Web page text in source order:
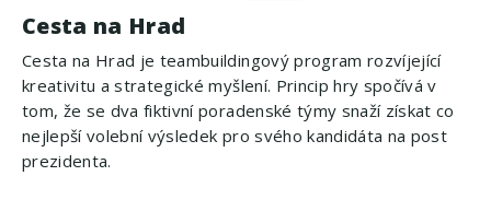
Cesta na Hrad
Cesta na Hrad je teambuildingový program rozvíjející
kreativitu a strategické myšlení. Princip hry spočívá v
tom, že se dva fiktivní poradenské týmy snaží získat co
nejlepší volební výsledek pro svého kandidáta na post
prezidenta.